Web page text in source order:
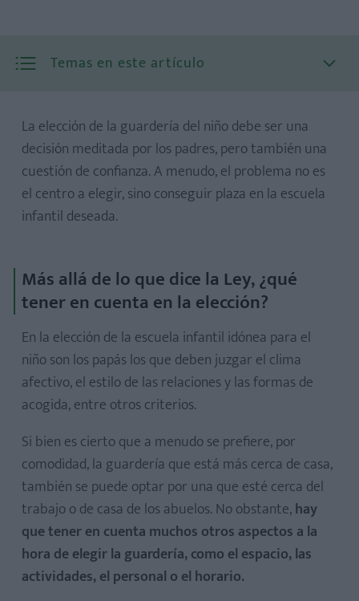
Temas en este artículo
2. El personal y la ratio
3. Los horarios
5. La decoración, materiales y juegos
6. El periodo de adaptación
7. Las actividades
9. El comedor
10. El jardín o espacio exterior
La elección de la guardería del niño debe ser una
decisión meditada por los padres, pero también una
cuestión de confianza. A menudo, el problema no es
el centro a elegir, sino conseguir plaza en la escuela
infantil deseada.
Más allá de lo que dice la Ley, ¿qué
tener en cuenta en la elección?
En la elección de la escuela infantil idónea para el
niño son los papás los que deben juzgar el clima
afectivo, el estilo de las relaciones y las formas de
acogida, entre otros criterios.
Si bien es cierto que a menudo se prefiere, por
comodidad, la guardería que está más cerca de casa,
también se puede optar por una que esté cerca del
trabajo o de casa de los abuelos. No obstante,hay
que tener en cuenta muchos otros aspectos a la
hora de elegir la guardería, como el espacio, las
actividades, el personal o el horario.